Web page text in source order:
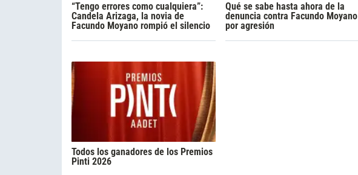
“Tengo errores como cualquiera”:
Candela Arizaga, la novia de
Facundo Moyano rompió el silencio
Qué se sabe hasta ahora de la
denuncia contra Facundo Moyano
por agresión
Todos los ganadores de los Premios
Pinti 2026